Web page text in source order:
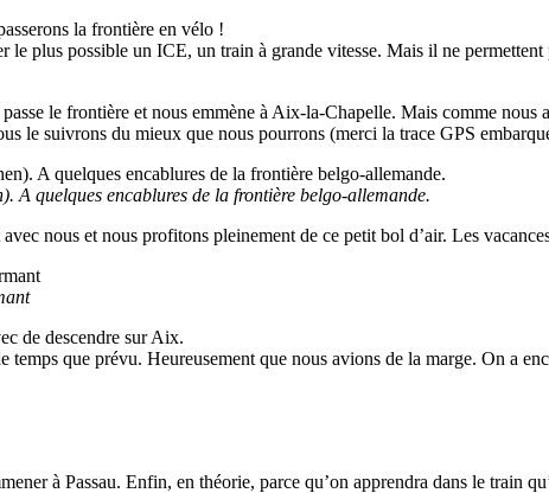
la frontière en vélo !
plus possible un ICE, un train à grande vitesse. Mais il ne
le frontière et nous emmène à Aix-la-Chapelle. Mais comme nous
le suivrons du mieux que nous pourrons (merci la trace GPS
A quelques encablures de la frontière belgo-allemande.
nous et nous profitons pleinement de ce petit bol d’air. Les
de descendre sur Aix.
que prévu. Heureusement que nous avions de la marge. On a
à Passau. Enfin, en théorie, parce qu’on apprendra dans le train